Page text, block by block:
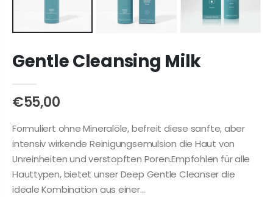
Gentle Cleansing Milk
€55,00
Formuliert ohne Mineralöle, befreit diese sanfte, aber
intensiv wirkende Reinigungsemulsion die Haut von
Unreinheiten und verstopften Poren.Empfohlen für alle
Hauttypen, bietet unser Deep Gentle Cleanser die
ideale Kombination aus einer...